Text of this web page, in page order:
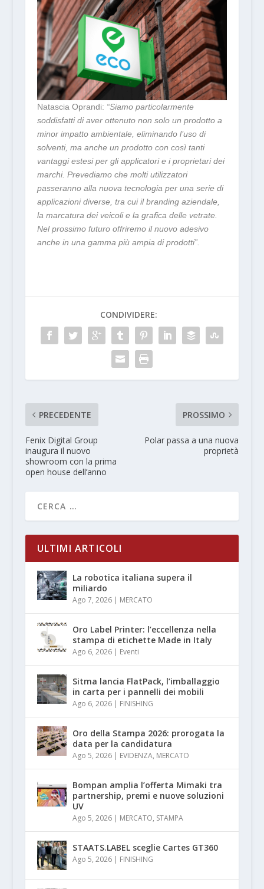
Natascia Oprandi: “Siamo particolarmente
soddisfatti di aver ottenuto non solo un prodotto a
minor impatto ambientale, eliminando l’uso di
solventi, ma anche un prodotto con così tanti
vantaggi estesi per gli applicatori e i proprietari dei
marchi. Prevediamo che molti utilizzatori
passeranno alla nuova tecnologia per una serie di
applicazioni diverse, tra cui il branding aziendale,
la marcatura dei veicoli e la grafica delle vetrate.
Nel prossimo futuro offriremo il nuovo adesivo
anche in una gamma più ampia di prodotti”.
CONDIVIDERE:
PRECEDENTE
Fenix Digital Group
inaugura il nuovo
showroom con la prima
open house dell’anno
PROSSIMO
Polar passa a una nuova
proprietà
ULTIMI ARTICOLI
La robotica italiana supera il
miliardo
Ago 7, 2026| MERCATO
Oro Label Printer: l’eccellenza nella
stampa di etichette Made in Italy
Ago 6, 2026| Eventi
Sitma lancia FlatPack, l’imballaggio
in carta per i pannelli dei mobili
Ago 6, 2026| FINISHING
Oro della Stampa 2026: prorogata la
data per la candidatura
Ago 5, 2026| EVIDENZA, MERCATO
Bompan amplia l’offerta Mimaki tra
partnership, premi e nuove soluzioni
UV
Ago 5, 2026| MERCATO, STAMPA
STAATS.LABEL sceglie Cartes GT360
Ago 5, 2026| FINISHING